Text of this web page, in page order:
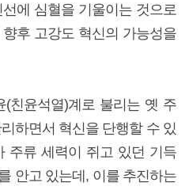
에 심혈을 기울이는 것으로
후 고강도 혁신의 가능성을
친윤석열)계로 불리는 옛 주
하면서 혁신을 단행할 수 있
주류 세력이 쥐고 있던 기득
안고 있는데, 이를 추진하는